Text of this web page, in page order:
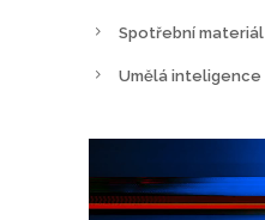
Spotřební materiál
Umělá inteligence